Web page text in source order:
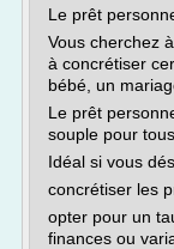
Le prêt
Vous cherchez
à concrétiser
bébé, un
Le prêt
souple pour
Idéal si vous
concrétiser les
opter pour un
finances ou